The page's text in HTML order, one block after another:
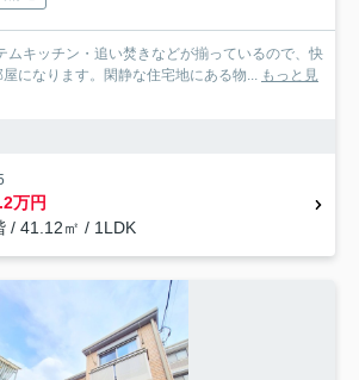
ムキッチン・追い焚きなどが揃っているので、快
になります。閑静な住宅地にある物... もっと見
万円
/ 41.12㎡ / 1LDK